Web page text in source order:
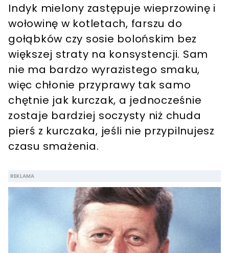
Indyk mielony zastępuje wieprzowinę i
wołowinę w kotletach, farszu do
gołąbków czy sosie bolońskim bez
większej straty na konsystencji. Sam
nie ma bardzo wyrazistego smaku,
więc chłonie przyprawy tak samo
chętnie jak kurczak, a jednocześnie
zostaje bardziej soczysty niż chuda
pierś z kurczaka, jeśli nie przypilnujesz
czasu smażenia.